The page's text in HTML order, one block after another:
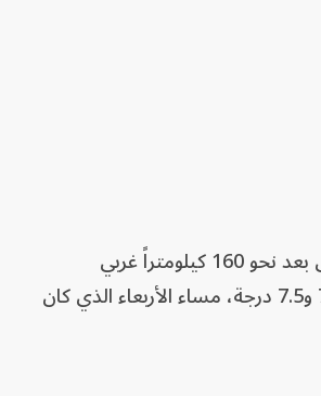
ووقع الزلزالان على بعد نحو 160 كيلومتراً غربي
كاراكاس، بقوة 7.2 و7.5 درجة، مساء الأربعاء الذي كان